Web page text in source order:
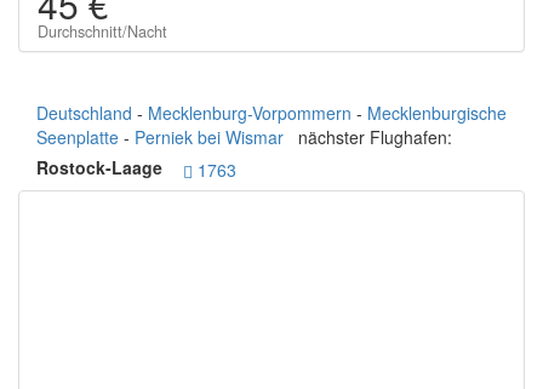
Durchschnitt/Nacht
Deutschland - Mecklenburg-Vorpommern - Mecklenburgische
Seenplatte - Perniek bei Wismar nächster Flughafen:
Rostock-Laage
1763